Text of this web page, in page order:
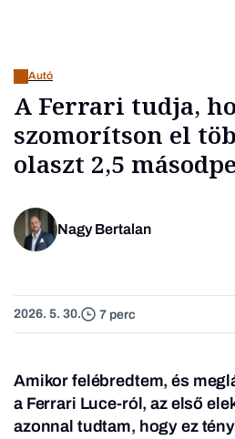
Autó
A Ferrari tudja,
szomorítson el
olaszt 2,5
Nagy Bertalan
2026. 5. 30. 7 perc
Amikor felébredtem, és
a Ferrari Luce-ról, az első
azonnal tudtam, hogy ez